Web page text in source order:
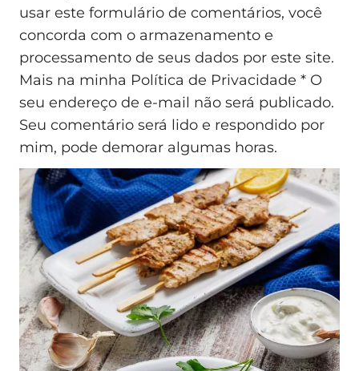
usar este formulário de comentários, você
concorda com o armazenamento e
processamento de seus dados por este site.
Mais na minha Política de Privacidade * O
seu endereço de e-mail não será publicado.
Seu comentário será lido e respondido por
mim, pode demorar algumas horas.